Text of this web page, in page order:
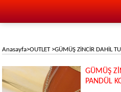
Anasayfa>OUTLET>GÜMÜŞ ZİNCİR DAHİL
GÜMÜŞ
PANDÜL